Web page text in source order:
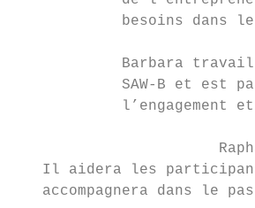
besoins dans
Barbara
SAW-B et est
l’engagement
Il aidera les
accompagnera dans le